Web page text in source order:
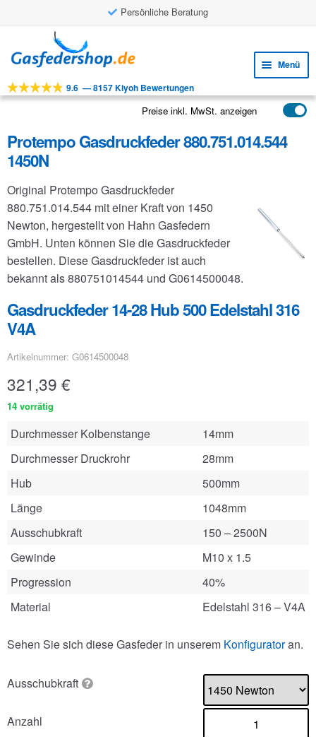
Persönliche Beratung
Navigation
springen
Inhalt
springen
Menü
Werkzeuge
Anwendungen
FAQ
9.6 —8157 Kiyoh Bewertungen
Preise inkl. MwSt. anzeigen
Protempo Gasdruckfeder 880.751.014.544
1450N
Original Protempo Gasdruckfeder
880.751.014.544 mit einer Kraft von 1450
Newton, hergestellt von Hahn Gasfedern
GmbH. Unten können Sie die Gasdruckfeder
bestellen. Diese Gasdruckfeder ist auch
bekannt als 880751014544 und G0614500048.
Gasdruckfeder 14-28 Hub 500 Edelstahl 316
V4A
Artikelnummer: G0614500048
321,39 €
14 vorrätig
Durchmesser Kolbenstange
14mm
Durchmesser Druckrohr
28mm
Hub
500mm
Länge
1048mm
Ausschubkraft
150 – 2500N
Gewinde
M10 x 1.5
Progression
40%
Material
Edelstahl 316 – V4A
Sehen Sie sich diese Gasfeder in unserem Konfiguratoran.
Ausschubkraft
Anzahl